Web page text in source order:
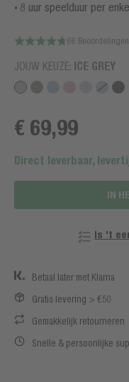
8 uur speelduur per
66 Beoordelingen
JOUW KEUZE: ICE GREY
€ 69,99
Direct leverbaar,
IN
Is 't
Betaal later met Klarna
Gratis levering > €50
Gemakkelijk retourneren
Snelle & persoonlijke